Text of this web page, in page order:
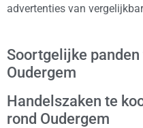
advertenties van
Soortgelijke
Oudergem
Handelszaken te
rond Oudergem